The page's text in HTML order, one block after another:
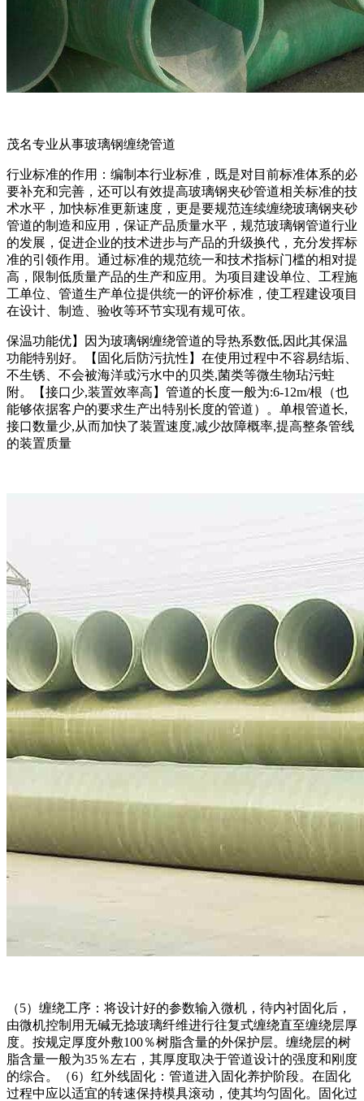
茂名专业从事玻璃钢缠绕管道
行业标准的作用：编制本行业标准，既是对目前标准体系的必
要补充和完善，还可以有效提高玻璃钢夹砂管道相关标准的技
术水平，加快标准更新速度，更是要规范连续缠绕玻璃钢夹砂
管道的制造和应用，保证产品质量水平，规范玻璃钢管道行业
的发展，促进企业的技术进步与产品的升级换代，充分发挥标
准的引领作用。通过标准的规范统一和技术指标门槛的相对提
高，限制低质量产品的生产和应用。为项目建设单位、工程施
工单位、管道生产单位提供统一的评价标准，使工程建设项目
在设计、制造、验收等环节实现有规可依。
保温功能优】因为玻璃钢缠绕管道的导热系数低,因此其保温
功能特别好。【固化后防污抗性】在使用过程中不容易结垢、
不生锈、不会被海洋或污水中的贝类,菌类等微生物玷污蛀
附。【接口少,装置效率高】管道的长度一般为:6-12m/根（也
能够依据客户的要求生产出特别长度的管道）。单根管道长,
接口数量少,从而加快了装置速度,减少故障概率,提高整条管线
的装置质量
（5）缠绕工序：将设计好的参数输入微机，待内衬固化后，
由微机控制用无碱无捻玻璃纤维进行往复式缠绕直至缠绕层厚
度。按规定厚度外敷100％树脂含量的外保护层。缠绕层的树
脂含量一般为35％左右，其厚度取决于管道设计的强度和刚度
的综合。（6）红外线固化：管道进入固化养护阶段。在固化
过程中应以适宜的转速保持模具滚动，使其均匀固化。固化过